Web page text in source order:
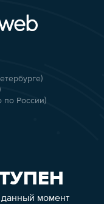
по России)
момент